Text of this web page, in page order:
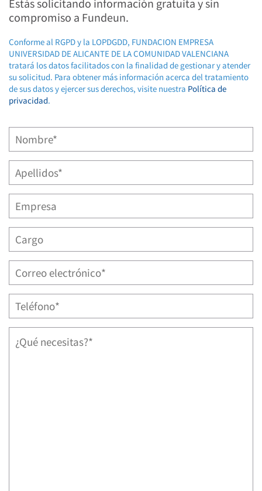
Estás solicitando información gratuita y sin
compromiso a Fundeun.
Conforme al RGPD y la LOPDGDD, FUNDACION EMPRESA
UNIVERSIDAD DE ALICANTE DE LA COMUNIDAD VALENCIANA
tratará los datos facilitados con la finalidad de gestionar y atender
su solicitud. Para obtener más información acerca del tratamiento
de sus datos y ejercer sus derechos, visite nuestra Política de
privacidad.